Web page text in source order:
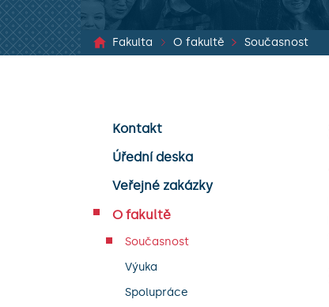
Fakulta O fakultě Současnost
Kontakt
Úřední deska
Veřejné zakázky
O fakultě
Současnost
Výuka
Spolupráce